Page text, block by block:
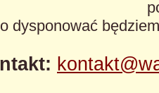
dysponować